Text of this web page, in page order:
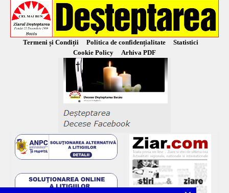
Termeni și Condiții Politica de confidențialitate
Statistici
Cookie Policy
Arhiva PDF